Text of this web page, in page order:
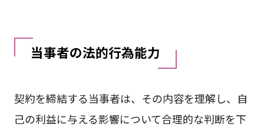
当事者の法的行為能力
契約を締結する当事者は、その内容を理解し、自
己の利益に与える影響について合理的な判断を下